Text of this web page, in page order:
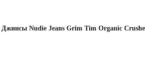
Джинсы Nudie Jeans Grim Tim Organic